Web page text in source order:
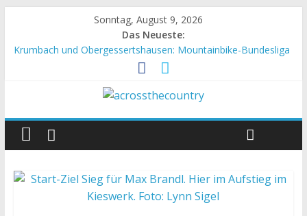
Sonntag, August 9, 2026
Das Neueste:
Krumbach und Obergessertshausen: Mountainbike-Bundesliga
Halbzeit beim Andalucia Bike Race: Weltmeister Seewald führt
Saison
World Cup Petropolis: Strecke nicht vom Unwetter betroffen